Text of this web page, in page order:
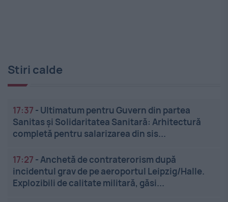
Stiri calde
17:37 - Ultimatum pentru Guvern din partea
Sanitas și Solidaritatea Sanitară: Arhitectură
completă pentru salarizarea din sis...
17:27 -Anchetă de contraterorism după
incidentul grav de pe aeroportul Leipzig/Halle.
Explozibili de calitate militară, găsi...